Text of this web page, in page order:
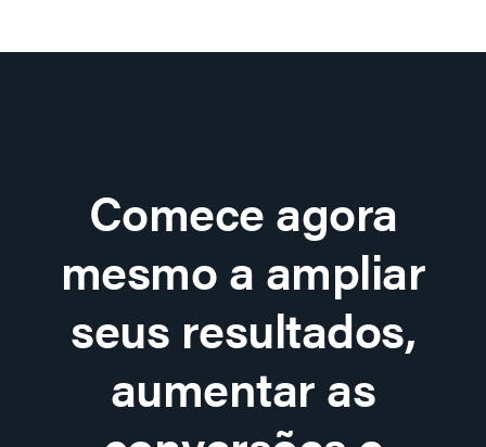
Comece agora
mesmo a ampliar
seus resultados,
aumentar as